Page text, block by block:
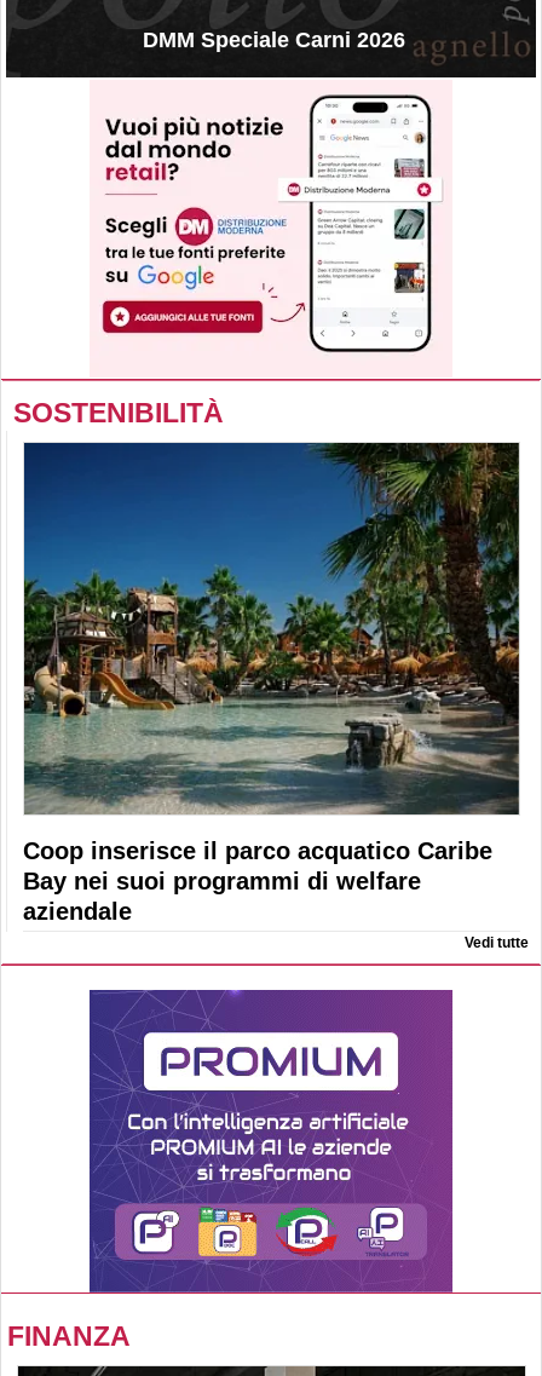
DMM Speciale Carni 2026
SOSTENIBILITÀ
Coop inserisce il parco acquatico Caribe
Bay nei suoi programmi di welfare
aziendale
Vedi tutte
FINANZA